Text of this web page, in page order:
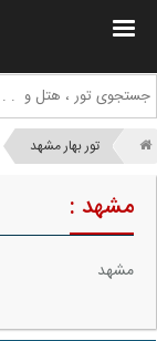
تور بهار مشهد
مشهد :
مشهد